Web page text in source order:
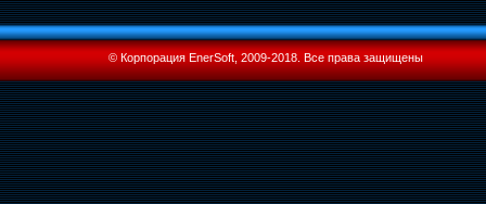
© Корпорация EnerSoft, 2009-2018. Все права защищены